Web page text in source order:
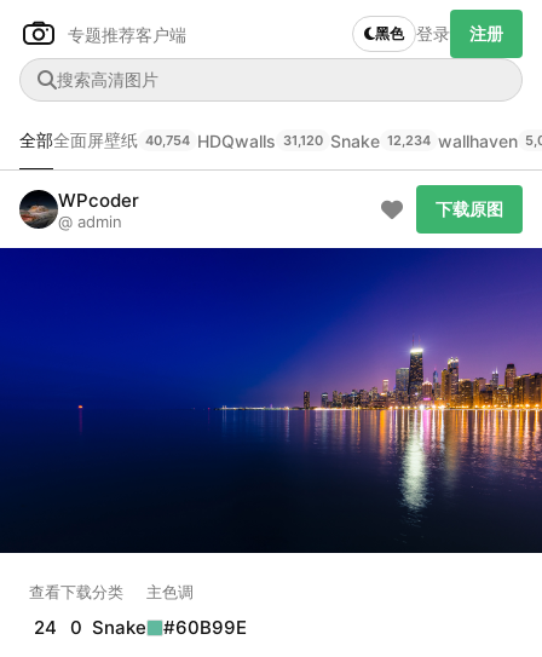
专题推荐客户端 黑色 登录 注册
全部全面屏壁纸 40,754 HDQwalls 31,120 Snake 12,234 wallhaven
WPcoder
@ admin
下载原图
查看
24
下载
0
分类
Snake
主色调
#60B99E
下载原图
在主题许可下可免费使用
信息
实时弹幕